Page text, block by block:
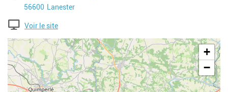
Code postal
56600 Ville
Lanester
Voir le site
Geolocalisation
+
−